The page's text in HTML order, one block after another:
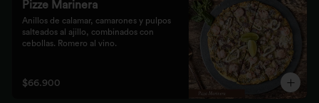
Pizze Marinera
Anillos de calamar, camarones y pulpos
salteados al ajillo, combinados con
cebollas. Romero al vino.
$66.900